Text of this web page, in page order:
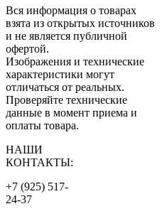
Вся информация о товарах
взята из открытых источников
и не является публичной
офертой.
Изображения и технические
характеристики могут
отличаться от реальных.
Проверяйте технические
данные в момент приема и
оплаты товара.
НАШИ
КОНТАКТЫ:
+7 (925) 517-
24-37